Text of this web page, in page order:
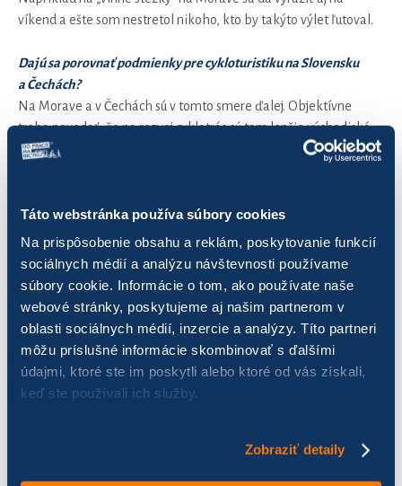
Táto webstránka používa súbory cookies
Na prispôsobenie obsahu a reklám, poskytovanie funkcií
sociálnych médií a analýzu návštevnosti používame
súbory cookie. Informácie o tom, ako používate naše
webové stránky, poskytujeme aj našim partnerom v
oblasti sociálnych médií, inzercie a analýzy. Títo partneri
môžu príslušné informácie skombinovať s ďalšími
údajmi, ktoré ste im poskytli alebo ktoré od vás získali,
keď ste používali ich služby.
Zobraziť detaily
víkend a ešte som nestretol nikoho, kto by takýto výlet ľutoval.
Dajú sa porovnať podmienky pre cykloturistiku na Slovensku
a Čechách?
Na Morave a v Čechách sú v tomto smere ďalej. Objektívne
treba povedať, že na rozvoj cyklotrás sú tam lepšie východiská.
Menej náročný terén a historicky lepšie vybudovaná sieť
cykloturistiky na Slovensku je stále obrovský. Je dobré si
uvedomiť, že cykloturista patrí k najvďačnejším návštevníkom
regiónu. Vyhľadáva miestne zaujímavosti, často je hladný
a smädný. Napríklad podľa údajov Európskej cyklistickej
federácie, cykloturista utratí už na jednodňovom výlete
v priemere 15-20 €, ktoré ostávajú v regióne.
Poďme späť k cyklodoprave v mestách. Čo podľa by podľa vás
bolo potrebné, aby viac ľudí vymenilo auto za bicyklel?
dopravným prostriedkom po veľkú časť roka a tiež sa dá oveľa